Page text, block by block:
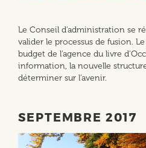
Le Conseil d'administration se
valider le processus de fusion.
budget de l'agence du livre
information, la nouvelle
déterminer sur l’avenir.
SEPTEMBRE 2017